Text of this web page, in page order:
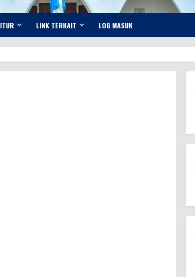
LINK TERKAIT LOG MASUK